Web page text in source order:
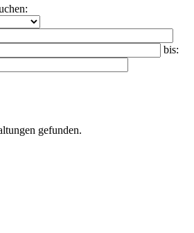
bis:
gefunden.